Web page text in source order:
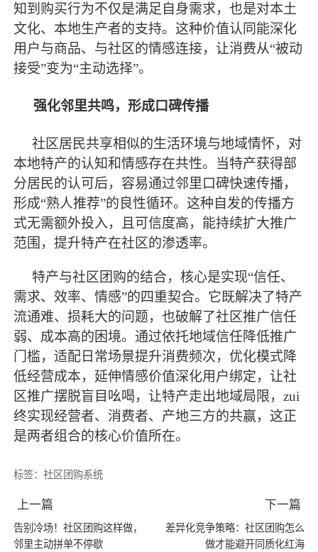
知到购买行为不仅是满足自身需求，也是对本土
文化、本地生产者的支持。这种价值认同能深化
用户与商品、与社区的情感连接，让消费从“被动
接受”变为“主动选择”。
强化邻里共鸣，形成口碑传播
社区居民共享相似的生活环境与地域情怀，对
本地特产的认知和情感存在共性。当特产获得部
分居民的认可后，容易通过邻里口碑快速传播，
形成“熟人推荐”的良性循环。这种自发的传播方
式无需额外投入，且可信度高，能持续扩大推广
范围，提升特产在社区的渗透率。
特产与社区团购的结合，核心是实现“信任、
需求、效率、情感”的四重契合。它既解决了特产
流通难、损耗大的问题，也破解了社区推广信任
弱、成本高的困境。通过依托地域信任降低推广
门槛，适配日常场景提升消费频次，优化模式降
低经营成本，延伸情感价值深化用户绑定，让社
区推广摆脱盲目吆喝，让特产走出地域局限，zui
终实现经营者、消费者、产地三方的共赢，这正
是两者组合的核心价值所在。
标签：社区团购系统
上一篇
告别冷场！社区团购这样做，
邻里主动拼单不停歇
下一篇
差异化竞争策略：社区团购怎么
做才能避开同质化红海